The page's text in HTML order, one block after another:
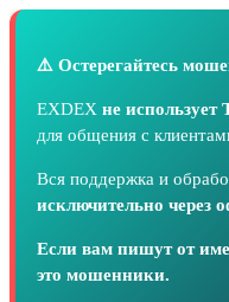
⚠️ Остерегайтесь
EXDEX не использует
для общения с
Вся поддержка и
исключительно через
Если вам пишут от
это мошенники.